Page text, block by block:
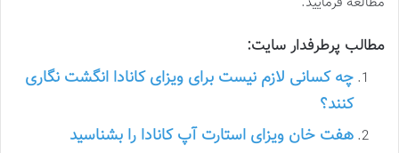
مطالب پرطرفدار سایت:
چه کسانی لازم نیست برای ویزای کانادا انگشت نگاری
کنند؟
هفت خان ویزای استارت آپ کانادا را بشناسید